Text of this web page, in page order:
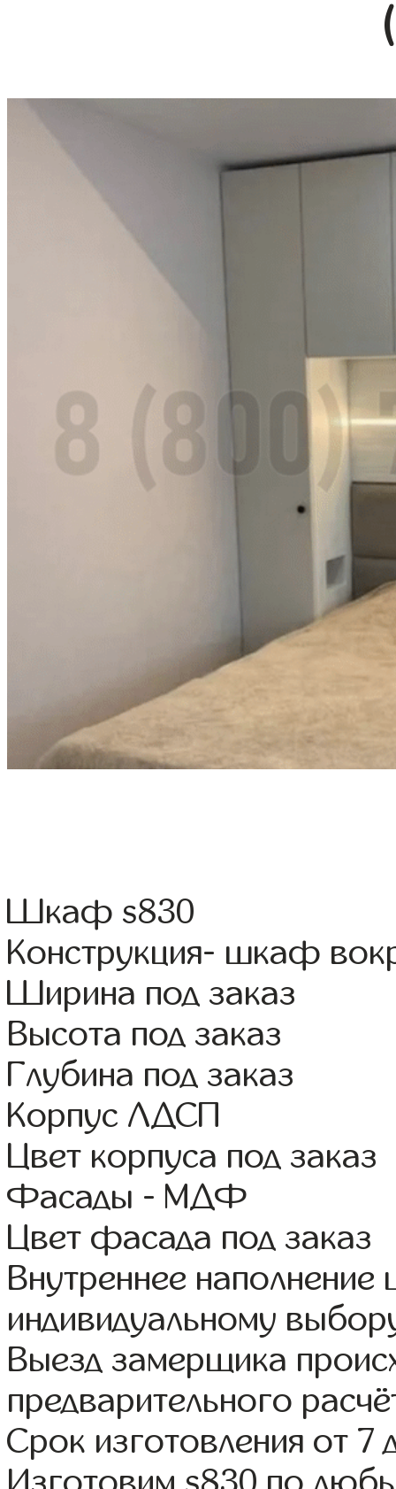
Шкаф s830
Конструкция- шкаф
Ширина под заказ
Высота под заказ
Глубина под заказ
Корпус ЛДСП
Цвет корпуса под заказ
Фасады - МДФ
Цвет фасада под заказ
Внутреннее
индивидуальному
Выезд замерщика
предварительного
Срок изготовления от 7